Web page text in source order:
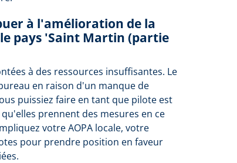
à l'amélioration de la
pays 'Saint Martin (partie
à des ressources insuffisantes. Le
en raison d'un manque de
puissiez faire en tant que pilote est
prennent des mesures en ce
votre AOPA locale, votre
pour prendre position en faveur